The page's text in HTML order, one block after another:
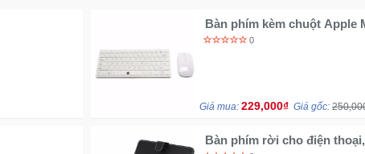
Bàn phím kèm chuột Apple
số
0
Giá mua: 229,000₫ Giá gốc:
Bàn phím rời cho điện